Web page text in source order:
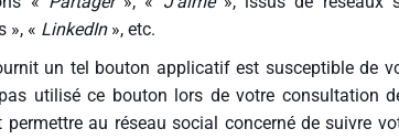
», « LinkedIn », etc.
un tel bouton applicatif est susceptible de
utilisé ce bouton lors de votre consultation
au réseau social concerné de suivre